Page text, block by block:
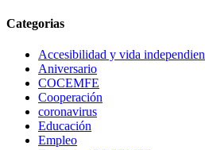
Categorias
Accesibilidad y vida
Aniversario
COCEMFE
Cooperación
coronavirus
Educación
Empleo